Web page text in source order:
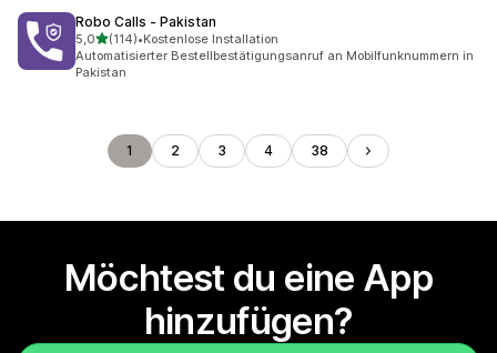
Robo Calls ‑ Pakistan
5,0von 5 Sternen
(114)
114 Rezensionen insgesamt
•Kostenlose Installation
Automatisierter Bestellbestätigungsanruf an Mobilfunknummern in
Pakistan
1 2 3 4 38
Möchtest du eine App
hinzufügen?